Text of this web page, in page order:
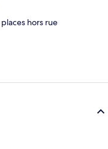
hors rue